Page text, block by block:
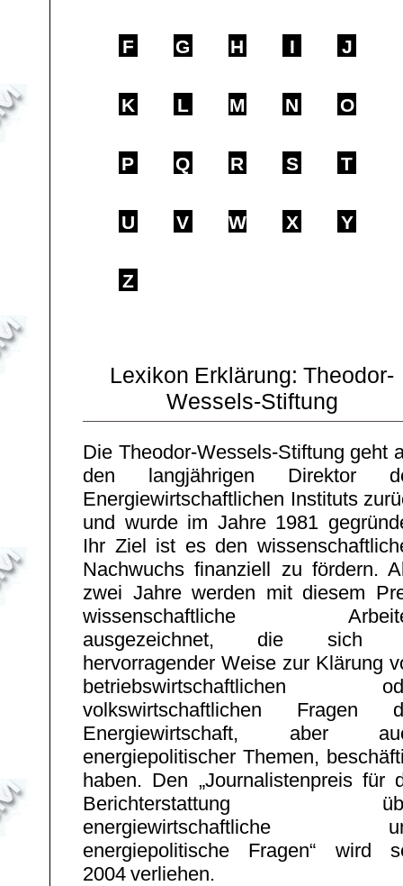
F G H I J
K L M N O
P Q R S T
U V W X Y
Z
Lexikon Erklärung: Theodor-
Wessels-Stiftung
Die Theodor-Wessels-Stiftung geht
den langjährigen Direktor
Energiewirtschaftlichen Instituts
und wurde im Jahre 1981
Ihr Ziel ist es den
Nachwuchs finanziell zu fördern.
zwei Jahre werden mit diesem
wissenschaftliche
ausgezeichnet, die sich
hervorragender Weise zur Klärung
betriebswirtschaftlichen
volkswirtschaftlichen Fragen
Energiewirtschaft, aber
energiepolitischer Themen,
haben. Den „Journalistenpreis für
Berichterstattung
energiewirtschaftliche
energiepolitische Fragen“ wird
2004 verliehen.